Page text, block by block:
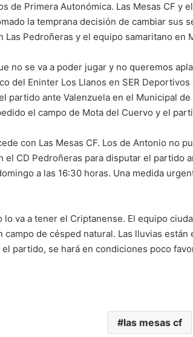
de Primera Autonómica. Las Mesas CF y
la temprana decisión de cambiar sus
Las Pedroñeras y el equipo samaritano en
no se va a poder jugar y no queremos
del Eninter Los Llanos en SER
partido ante Valenzuela en el Municipal
el campo de Mota del Cuervo y el
con Las Mesas CF. Los de Antonio no
el CD Pedroñeras para disputar el partido
a las 16:30 horas. Una medida
lo va a tener el Criptanense. El equipo
campo de césped natural. Las lluvias
partido, se hará en condiciones poco
las mesas cf